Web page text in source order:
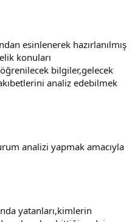
esinlenerek hazırlanılmış
konuları
bilgiler,gelecek
analiz edebilmek
analizi yapmak amacıyla
yatanları,kimlerin